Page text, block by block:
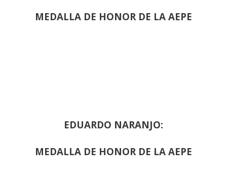
MEDALLA DE HONOR DE LA AEPE
EDUARDO NARANJO:
MEDALLA DE HONOR DE LA AEPE